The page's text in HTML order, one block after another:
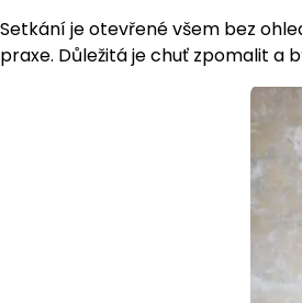
Setkání je otevřené všem bez
praxe. Důležitá je chuť zpomalit a